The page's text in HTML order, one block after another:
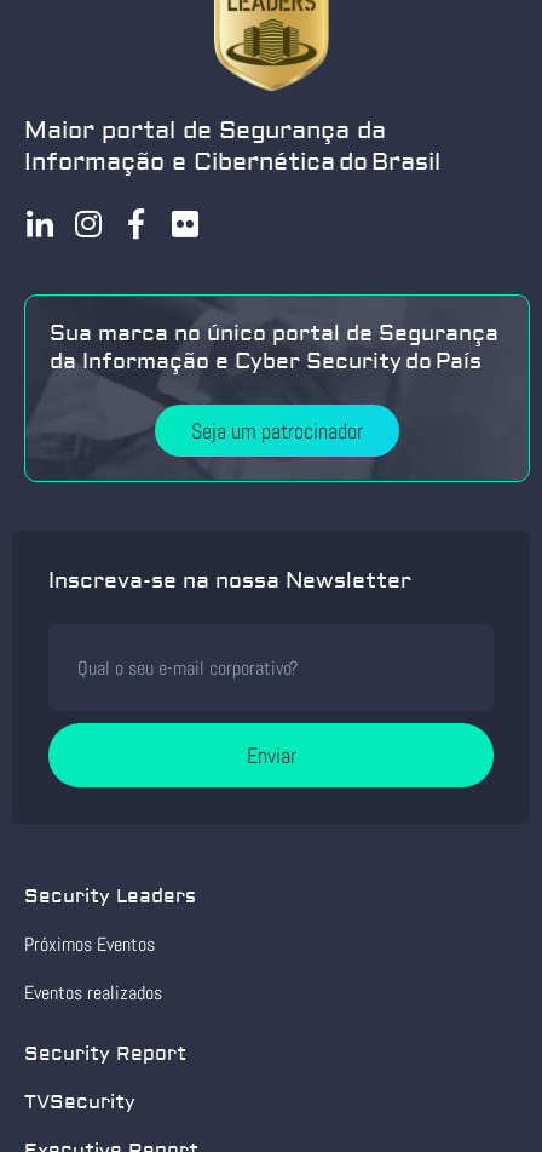
Maior portal de Segurança da
Informação e Cibernética do Brasil
Sua marca no único portal de Segurança
da Informação e Cyber Security do País
Seja um patrocinador
Inscreva-se na nossa Newsletter
Enviar
Security Leaders
Próximos Eventos
Eventos realizados
Security Report
TVSecurity